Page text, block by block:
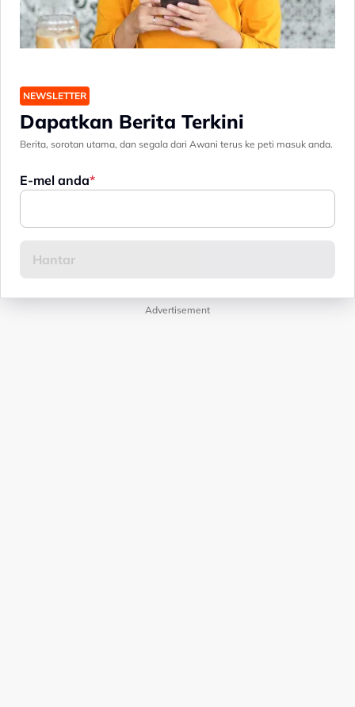
NEWSLETTER
Dapatkan Berita Terkini
Berita, sorotan utama, dan segala dari Awani terus ke peti masuk anda.
E-mel anda
Advertisement